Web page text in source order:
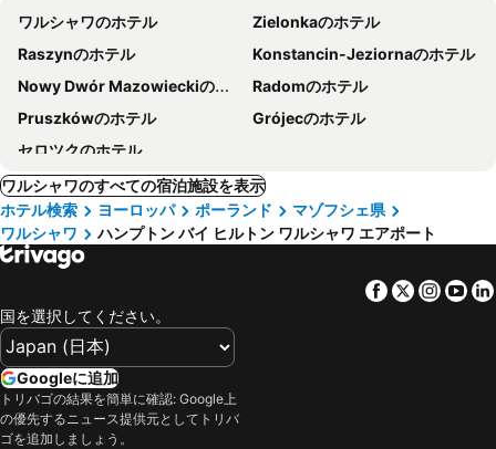
ワルシャワのホテル
Zielonkaのホテル
Raszynのホテル
Konstancin-Jeziornaのホテル
Nowy Dwór Mazowieckiのホテル
Radomのホテル
Pruszkówのホテル
Grójecのホテル
セロツクのホテル
ワルシャワのすべての宿泊施設を表示
ホテル検索
ヨーロッパ ポーランド
マゾフシェ県
ワルシャワ
ハンプトン バイ ヒルトン ワルシャワ エアポート
Facebook
Twitter
国を選択してください。
Googleに追加
トリバゴの結果を簡単に確認: Google上
の優先するニュース提供元としてトリバ
ゴを追加しましょう。